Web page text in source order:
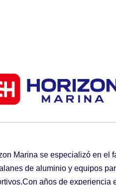
Marina se especializó en el
de aluminio y equipos
años de experiencia